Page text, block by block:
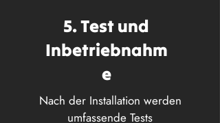
5. Test und
Inbetriebnahm
e
Nach der Installation werden
umfassende Tests